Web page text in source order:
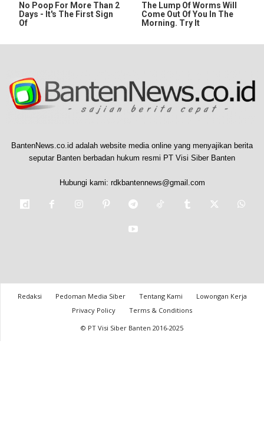
No Poop For More Than 2
Days - It's The First Sign
Of
The Lump Of Worms Will
Come Out Of You In The
Morning. Try It
BantenNews.co.id adalah website media online yang menyajikan berita
seputar Banten berbadan hukum resmi PT Visi Siber Banten
Hubungi kami: rdkbantennews@gmail.com
Redaksi Pedoman Media Siber Tentang Kami
Lowongan Kerja
Privacy Policy
Terms & Conditions
© PT Visi Siber Banten 2016-2025